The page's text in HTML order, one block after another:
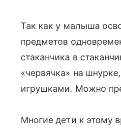
Так как у малыша
предметов
стаканчика в
«червячка» на
игрушками. Можно
Многие дети к этому